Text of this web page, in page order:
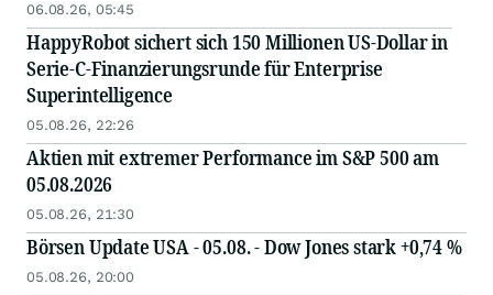
06.08.26, 05:45
HappyRobot sichert sich 150 Millionen US-Dollar in
Serie-C-Finanzierungsrunde für Enterprise
Superintelligence
05.08.26, 22:26
Aktien mit extremer Performance im S&P 500 am
05.08.2026
05.08.26, 21:30
Börsen Update USA - 05.08. - Dow Jones stark +0,74 %
05.08.26, 20:00